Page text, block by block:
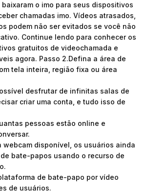
o imo para seus dispositivos
chamadas imo. Vídeos atrasados,
podem não ser evitados se você não
Continue lendo para conhecer os
gratuitos de videochamada e
agora. Passo 2.Defina a área de
tela inteira, região fixa ou área
desfrutar de infinitas salas de
criar uma conta, e tudo isso de
pessoas estão online e
webcam disponível, os usuários ainda
bate-papos usando o recurso de
de bate-papo por vídeo
de usuários.